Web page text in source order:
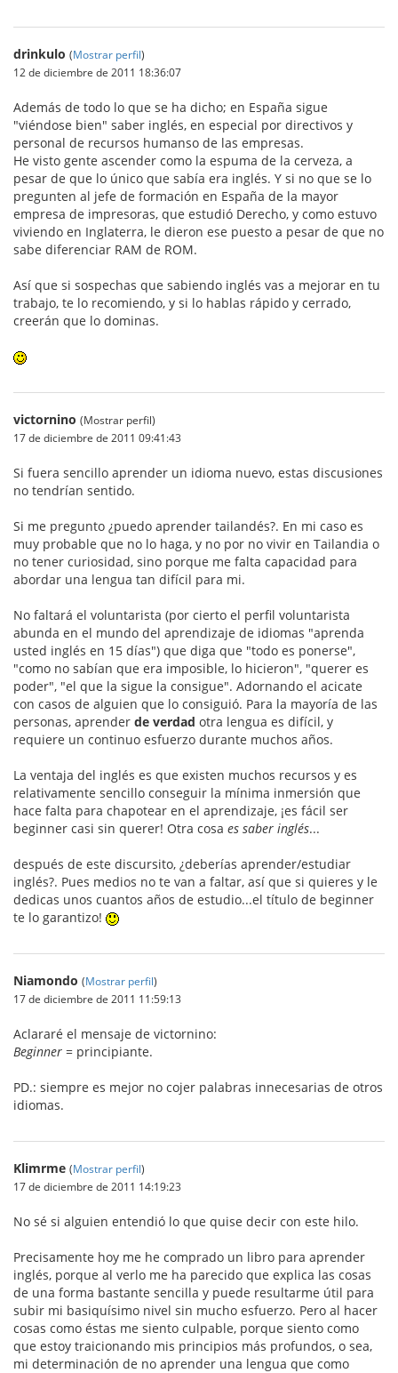
drinkulo (Mostrar perfil)
12 de diciembre de 2011 18:36:07
Además de todo lo que se ha dicho; en España sigue
"viéndose bien" saber inglés, en especial por directivos y
personal de recursos humanso de las empresas.
He visto gente ascender como la espuma de la cerveza, a
pesar de que lo único que sabía era inglés. Y si no que se lo
pregunten al jefe de formación en España de la mayor
empresa de impresoras, que estudió Derecho, y como estuvo
viviendo en Inglaterra, le dieron ese puesto a pesar de que no
sabe diferenciar RAM de ROM.
Así que si sospechas que sabiendo inglés vas a mejorar en tu
trabajo, te lo recomiendo, y si lo hablas rápido y cerrado,
creerán que lo dominas.
victornino (Mostrar perfil)
17 de diciembre de 2011 09:41:43
Si fuera sencillo aprender un idioma nuevo, estas discusiones
no tendrían sentido.
Si me pregunto ¿puedo aprender tailandés?. En mi caso es
muy probable que no lo haga, y no por no vivir en Tailandia o
no tener curiosidad, sino porque me falta capacidad para
abordar una lengua tan difícil para mi.
No faltará el voluntarista (por cierto el perfil voluntarista
abunda en el mundo del aprendizaje de idiomas "aprenda
usted inglés en 15 días") que diga que "todo es ponerse",
"como no sabían que era imposible, lo hicieron", "querer es
poder", "el que la sigue la consigue". Adornando el acicate
con casos de alguien que lo consiguió. Para la mayoría de las
personas, aprender de verdad otra lengua es difícil, y
requiere un continuo esfuerzo durante muchos años.
La ventaja del inglés es que existen muchos recursos y es
relativamente sencillo conseguir la mínima inmersión que
hace falta para chapotear en el aprendizaje, ¡es fácil ser
beginner casi sin querer! Otra cosa es saber inglés...
después de este discursito, ¿deberías aprender/estudiar
inglés?. Pues medios no te van a faltar, así que si quieres y le
dedicas unos cuantos años de estudio...el título de beginner
te lo garantizo!
Niamondo (Mostrar perfil)
17 de diciembre de 2011 11:59:13
Aclararé el mensaje de victornino:
Beginner = principiante.
PD.: siempre es mejor no cojer palabras innecesarias de otros
idiomas.
Klimrme (Mostrar perfil)
17 de diciembre de 2011 14:19:23
No sé si alguien entendió lo que quise decir con este hilo.
Precisamente hoy me he comprado un libro para aprender
inglés, porque al verlo me ha parecido que explica las cosas
de una forma bastante sencilla y puede resultarme útil para
subir mi basiquísimo nivel sin mucho esfuerzo. Pero al hacer
cosas como éstas me siento culpable, porque siento como
que estoy traicionando mis principios más profundos, o sea,
mi determinación de no aprender una lengua que como